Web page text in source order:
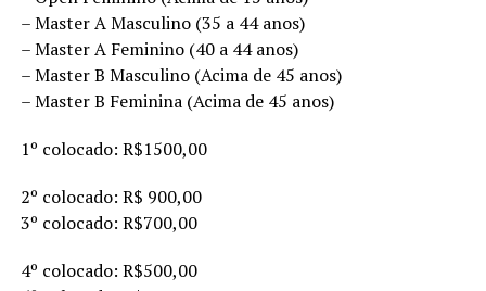
– Master A Masculino (35 a 44 anos)
– Master A Feminino (40 a 44 anos)
– Master B Masculino (Acima de 45 anos)
– Master B Feminina (Acima de 45 anos)
1º colocado: R$1500,00
2º colocado: R$ 900,00
3º colocado: R$700,00
4º colocado: R$500,00